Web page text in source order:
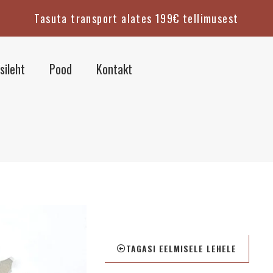
Tasuta transport alates 199€ tellimusest
Pood Kontakt
TAGASI EELMISELE LEHELE